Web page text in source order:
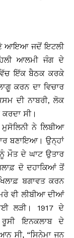
ਆਇਆ ਜਦੋਂ ਇਟਲੀ
ਆਲਮੀ ਜੰਗ ਦੇ
ਇੱਕ ਬੈਠਕ ਕਰਕੇ
ਕਰਨ ਦਾ ਵਿਚਾਰ
ਦੀ ਨਾਬਰੀ, ਲੋਕ
ਕਰਦਾ ਸੀ।
ਨੇ ਲਿਬੀਆ
ਬਣਾਇਆ। ਉਨ੍ਹਾਂ
ਮੌਤ ਦੇ ਘਾਟ ਉਤਾਰ
ਦੋ ਦਹਾਕਿਆਂ ਤੋਂ
ਬਗਾਵਤ ਕਰਨ
ਵੀ ਲੀਬੀਆ ਦੀਆਂ
ਲੜੀ। 1917 ਦੇ
ਇਨਕਲਾਬ ਦੇ
ਸੀ, “ਸਿਨੇਮਾ ਜਨ